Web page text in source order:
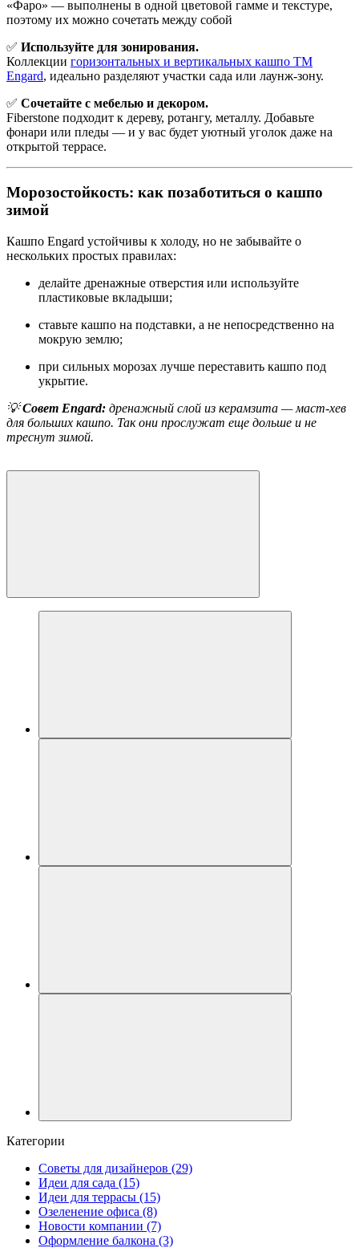
«Фаро» — выполнены в одной цветовой гамме и текстуре,
поэтому их можно сочетать между собой
✅ Используйте для зонирования.
Коллекции горизонтальных и вертикальных кашпо ТМ
Engard, идеально разделяют участки сада или лаунж-зону.
✅ Сочетайте с мебелью и декором.
Fiberstone подходит к дереву, ротангу, металлу. Добавьте
фонари или пледы — и у вас будет уютный уголок даже на
открытой террасе.
Морозостойкость: как позаботиться о кашпо
зимой
Кашпо Engard устойчивы к холоду, но не забывайте о
нескольких простых правилах:
делайте дренажные отверстия или используйте
пластиковые вкладыши;
ставьте кашпо на подставки, а не непосредственно на
мокрую землю;
при сильных морозах лучше переставить кашпо под
укрытие.
💡Совет Engard: дренажный слой из керамзита — маст-хев
для больших кашпо. Так они прослужат еще дольше и не
треснут зимой.
Категории
Советы для дизайнеров (29)
Идеи для сада (15)
Идеи для террасы (15)
Озеленение офиса (8)
Новости компании (7)
Оформление балкона (3)